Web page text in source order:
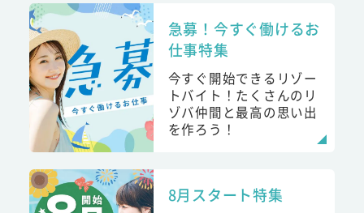
急募！今すぐ働けるお
仕事特集
今すぐ開始できるリゾー
トバイト！たくさんのリ
ゾバ仲間と最高の思い出
を作ろう！
8月スタート特集